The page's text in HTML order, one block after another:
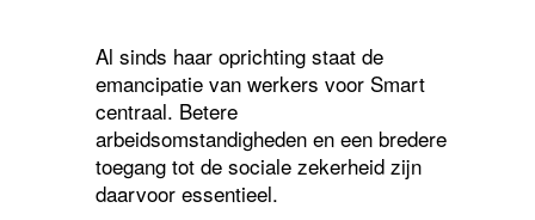
Al sinds haar oprichting staat de
emancipatie van werkers voor Smart
centraal. Betere
arbeidsomstandigheden en een bredere
toegang tot de sociale zekerheid zijn
daarvoor essentieel.